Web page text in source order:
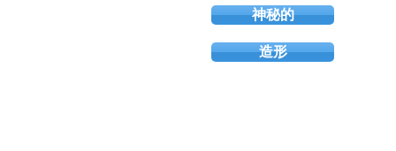
神秘的
造形